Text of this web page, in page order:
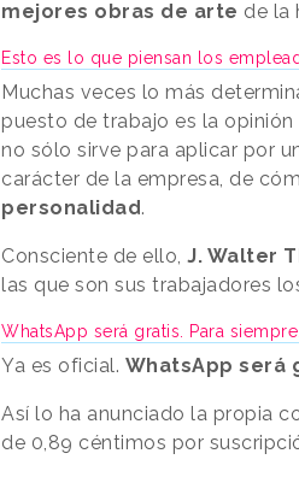
mejores obras de arte de la
Esto es lo que piensan los
Muchas veces lo más
puesto de trabajo es la
no sólo sirve para aplicar por
carácter de la empresa, de
personalidad.
Consciente de ello, J. Walter
las que son sus trabajadores
WhatsApp será gratis. Para siempre.
Ya es oficial. WhatsApp será
Así lo ha anunciado la propia
de 0,89 céntimos por